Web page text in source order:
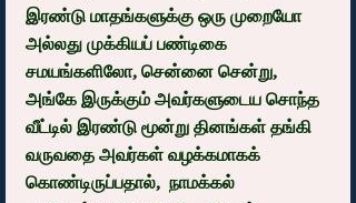
இரண்டு மாதங்களுக்கு ஒரு முறையோ
அல்லது முக்கியப் பண்டிகை
சமயங்களிலோ, சென்னை சென்று,
அங்கே இருக்கும் அவர்களுடைய சொந்த
வீட்டில் இரண்டு மூன்று தினங்கள் தங்கி
வருவதை அவர்கள் வழக்கமாகக்
கொண்டிருப்பதால்,  நாமக்கல்